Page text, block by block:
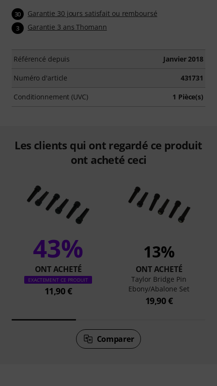
30 Garantie 30 jours satisfait ou remboursé
3 Garantie 3 ans Thomann
Référencé depuis Janvier 2018
Numéro d'article 431731
Conditionnement (UVC) 1 Pièce(s)
Les clients qui ont regardé ce produit
ont acheté ceci
43%
ONT ACHETÉ
EXACTEMENT CE PRODUIT
11,90 €
13%
ONT ACHETÉ
Taylor Bridge Pin
Ebony/Abalone Set
19,90 €
Comparer